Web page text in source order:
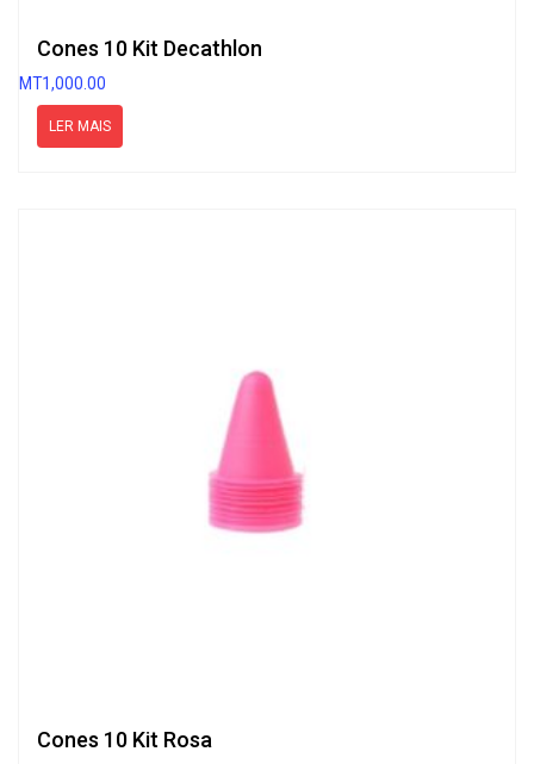
Cones 10 Kit Decathlon
MT1,000.00
LER MAIS
Cones 10 Kit Rosa